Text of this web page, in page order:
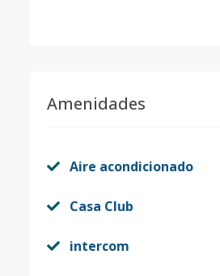
Amenidades
Aire acondicionado
Casa Club
intercom